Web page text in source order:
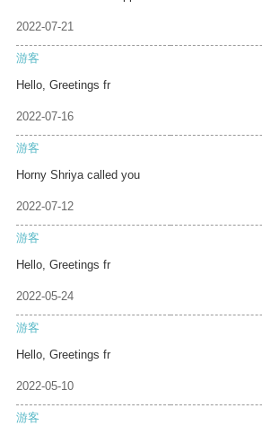
2022-07-21
游客
Hello, Greetings fr
2022-07-16
游客
Horny Shriya called you
2022-07-12
游客
Hello, Greetings fr
2022-05-24
游客
Hello, Greetings fr
2022-05-10
游客